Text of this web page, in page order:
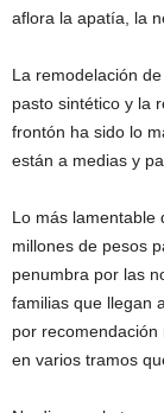
aflora la apatía, la
La remodelación
pasto sintético y la
frontón ha sido lo
están a medias y
Lo más lamentable
millones de pesos
penumbra por las
familias que llegan
por
en varios tramos